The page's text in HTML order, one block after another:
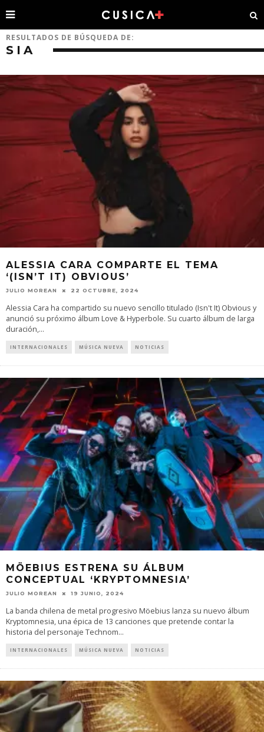
RESULTADOS DE BÚSQUEDA DE:
SIA
ALESSIA CARA COMPARTE EL TEMA
‘(ISN’T IT) OBVIOUS’
JULIO MOREAN 22 OCTUBRE, 2024
Alessia Cara ha compartido su nuevo sencillo titulado (Isn't It) Obvious y
anunció su próximo álbum Love & Hyperbole. Su cuarto álbum de larga
duración,...
INTERNACIONALES MÚSICA NUEVA NOTICIAS
MÖEBIUS ESTRENA SU ÁLBUM
CONCEPTUAL ‘KRYPTOMNESIA’
JULIO MOREAN 19 JUNIO, 2024
La banda chilena de metal progresivo Möebius lanza su nuevo álbum
Kryptomnesia, una épica de 13 canciones que pretende contar la
historia del personaje Technom...
INTERNACIONALES MÚSICA NUEVA NOTICIAS